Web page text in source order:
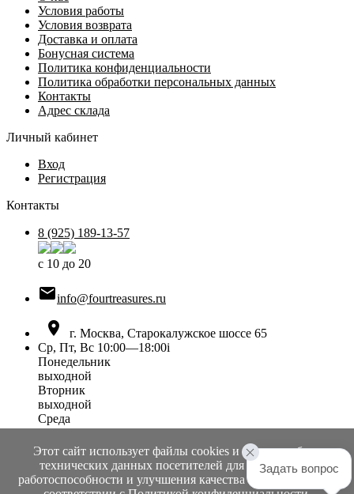
Этот сайт использует файлы cookies и сервисы сбора
технических данных посетителей для обеспечения
работоспособности и улучшения качества обслуживания в
Условия работы
Условия возврата
Доставка и оплата
Бонусная система
Политика конфиденциальности
Политика обработки персональных данных
Контакты
Адрес склада
Личный кабинет
Вход
Регистрация
Контакты
8 (925) 189-13-57
с 10 до 20
info@fourtreasures.ru

г. Москва, Старокалужское шоссе 65
Ср, Пт, Вс 10:00—18:00i
Понедельник
выходной
Вторник
выходной
Среда
10:00 — 18:00
Четверг
выходной
Пятница
10:00 — 18:00
Задать вопрос